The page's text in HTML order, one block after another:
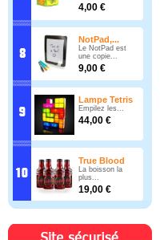
4,00 €
NotPad,...
Le NotPad est
une copie...
9,00 €
Lampe Tetris
Empilez les...
44,00 €
True Blood
La boisson la
plus...
19,00 €